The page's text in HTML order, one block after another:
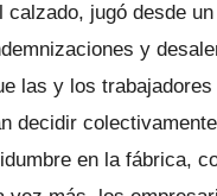
jugó desde
y
las y los
decidir
en la fábrica,